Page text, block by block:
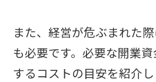
また、経営が危ぶまれた
も必要です。必要な開業
するコストの目安を紹介し